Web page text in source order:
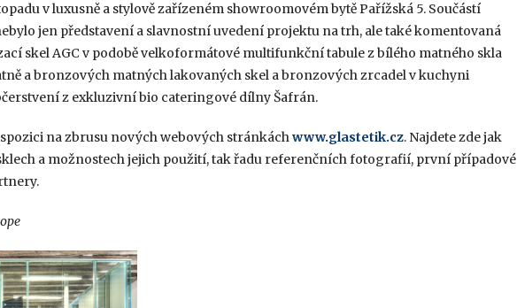
v luxusně a stylově zařízeném showroomovém bytě Pařížská 5. Součástí
jen představení a slavnostní uvedení projektu na trh, ale také komentovaná
skel AGC v podobě velkoformátové multifunkční tabule z bílého matného skla
a bronzových matných lakovaných skel a bronzových zrcadel v kuchyni
z exkluzivní bio cateringové dílny Šafrán.
na zbrusu nových webových stránkáchwww.glastetik.cz. Najdete zde jak
a možnostech jejich použití, tak řadu referenčních fotografií, první případové